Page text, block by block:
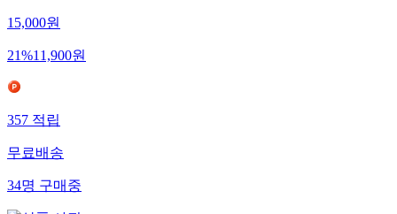
15,000원
21%11,900원
357적립
무료배송
34명구매중